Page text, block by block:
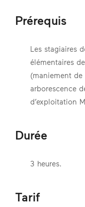
Prérequis
Les stagiaires
élémentaires
(maniement de
arborescence
d’exploitation
Durée
3 heures.
Tarif